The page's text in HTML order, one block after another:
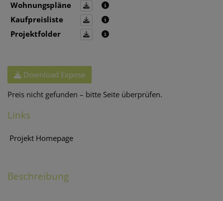
Wohnungspläne
Kaufpreisliste
Projektfolder
Download Expose
Preis nicht gefunden – bitte Seite überprüfen.
Links
Projekt Homepage
Beschreibung